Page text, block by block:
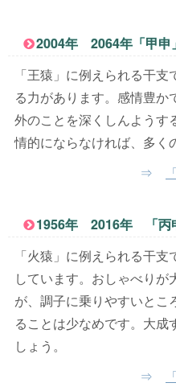
2004年 2064年「甲申
「王猿」に例えられる干
る力があります。感情豊か
外のことを深くしんようす
情的にならなければ、多く
⇒
1956年 2016年 「丙
「火猿」に例えられる干
しています。おしゃべり
が、調子に乗りやすいとこ
ることは少なめです。大
しょう。
⇒